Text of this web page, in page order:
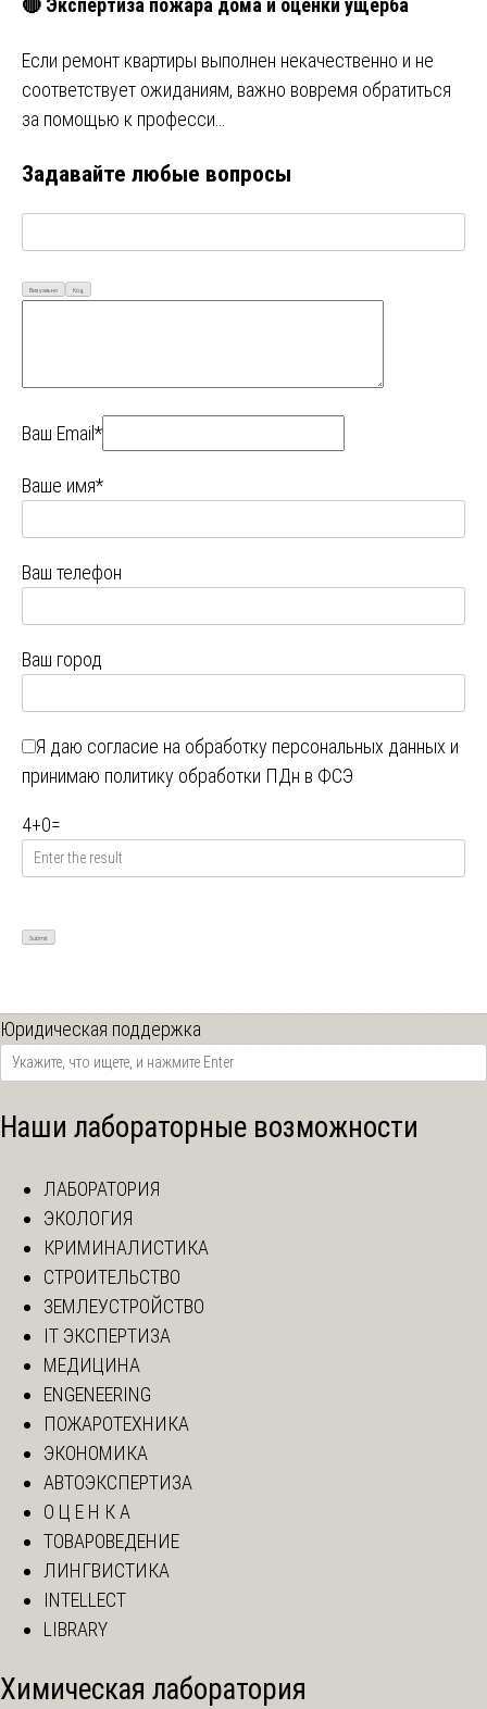
🔴 Экспертиза пожара дома и оценки ущерба
Если ремонт квартиры выполнен некачественно и не
соответствует ожиданиям, важно вовремя обратиться
за помощью к професси…
Задавайте любые вопросы
Визуально Код
Ваш Email*
Ваше имя*
Ваш телефон
Ваш город
Я даю согласие на обработку персональных данных и
принимаю политику обработки ПДн в ФСЭ
4+0=
Юридическая поддержка
Наши лабораторные возможности
ЛАБОРАТОРИЯ
ЭКОЛОГИЯ
КРИМИНАЛИСТИКА
СТРОИТЕЛЬСТВО
ЗЕМЛЕУСТРОЙСТВО
IT ЭКСПЕРТИЗА
МЕДИЦИНА
ENGENEERING
ПОЖАРОТЕХНИКА
ЭКОНОМИКА
АВТОЭКСПЕРТИЗА
О Ц Е Н К А
ТОВАРОВЕДЕНИЕ
ЛИНГВИСТИКА
INTELLECT
LIBRARY
Химическая лаборатория